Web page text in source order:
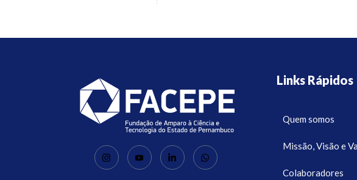
Links Rápidos
Quem somos
Missão, Visão e
Colaboradores